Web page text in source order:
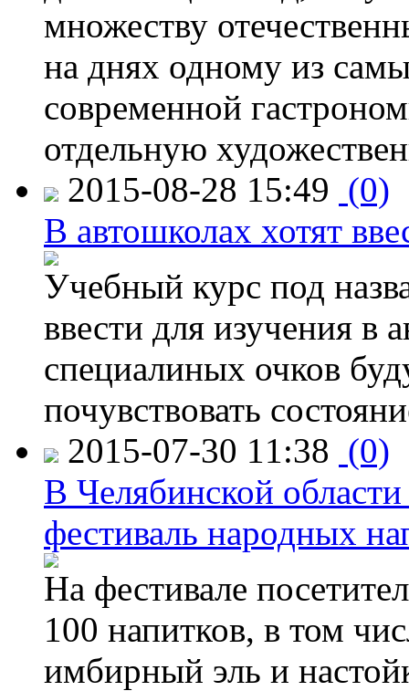
множеству
на днях одному из
современной
отдельную
2015-08-28 15:49 (0)
В автошколах хотят
Учебный курс под
ввести для изучения
специалиных очков
почувствовать
2015-07-30 11:38 (0)
В Челябинской
фестиваль народных
На фестивале
100 напитков, в том
имбирный эль и